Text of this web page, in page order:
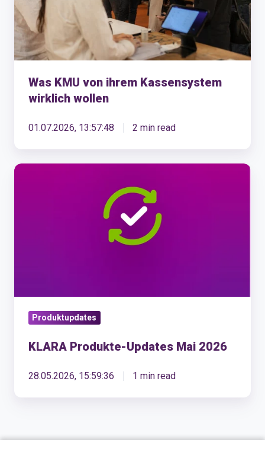
wollen
Was KMU von ihrem Kassensystem
wirklich wollen
01.07.2026, 13:57:48 2 min read
KLARA
Produktupdates
KLARA Produkte-Updates Mai 2026
28.05.2026, 15:59:36 1 min read